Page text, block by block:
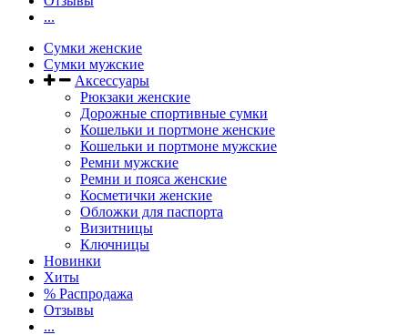
...
Сумки женские
Сумки мужские
Аксессуары
Рюкзаки женские
Дорожные спортивные сумки
Кошельки и портмоне женские
Кошельки и портмоне мужские
Ремни мужские
Ремни и пояса женские
Косметички женские
Обложки для паспорта
Визитницы
Ключницы
Новинки
Хиты
% Распродажа
Отзывы
...